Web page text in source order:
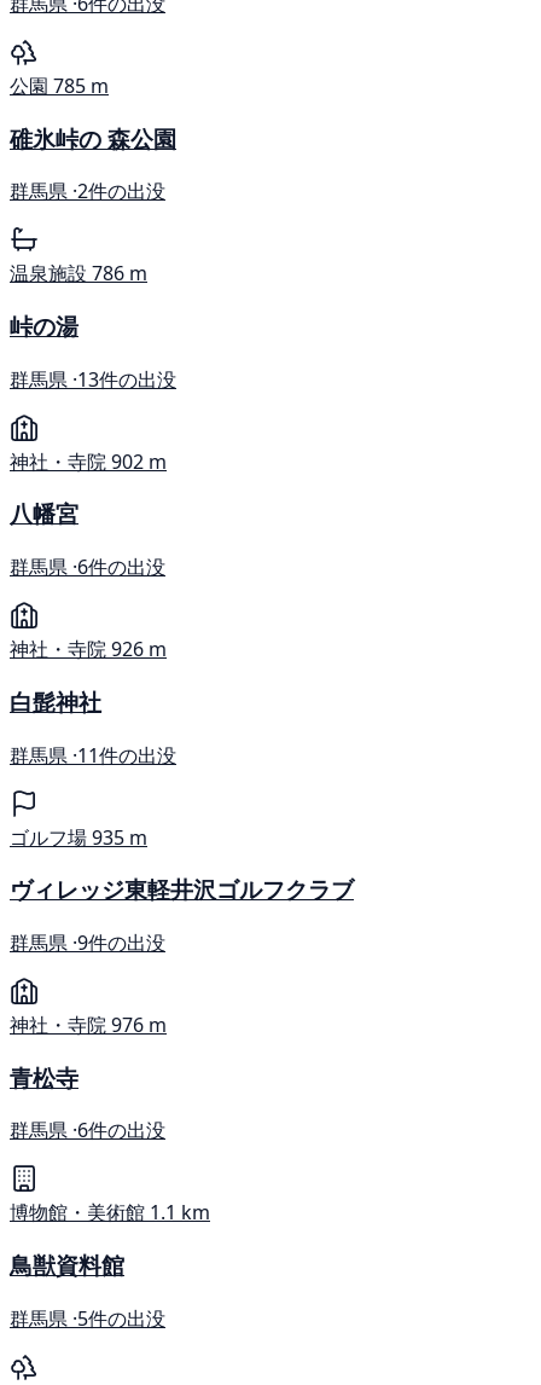
公園 785 m
碓氷峠の 森公園
群馬県 ·2件の出没
温泉施設 786 m
峠の湯
群馬県 ·13件の出没
神社・寺院902 m
八幡宮
群馬県 ·6件の出没
神社・寺院926 m
白髭神社
群馬県 ·11件の出没
ゴルフ場935 m
ヴィレッジ東軽井沢ゴルフクラブ
群馬県 ·9件の出没
神社・寺院976 m
青松寺
群馬県 ·6件の出没
博物館・美術館 1.1 km
鳥獣資料館
群馬県 ·5件の出没